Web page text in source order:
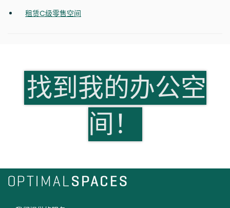
租赁C级零售空间
找到我的办公空
间！